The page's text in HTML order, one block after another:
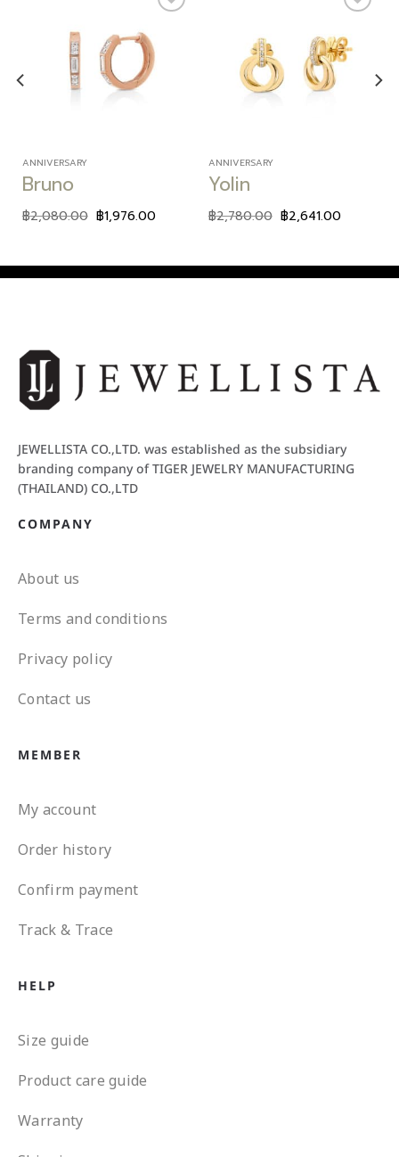
Add to
wishlist
ANNIVERSARY
Bruno
฿2,080.00 ฿1,976.00
Add to
wishlist
ANNIVERSARY
Yolin
฿2,780.00 ฿2,641.00
JEWELLISTA CO.,LTD. was established as the subsidiary
branding company of TIGER JEWELRY MANUFACTURING
(THAILAND) CO.,LTD
COMPANY
About us
Terms and conditions
Privacy policy
Contact us
MEMBER
My account
Order history
Confirm payment
Track & Trace
HELP
Size guide
Product care guide
Warranty